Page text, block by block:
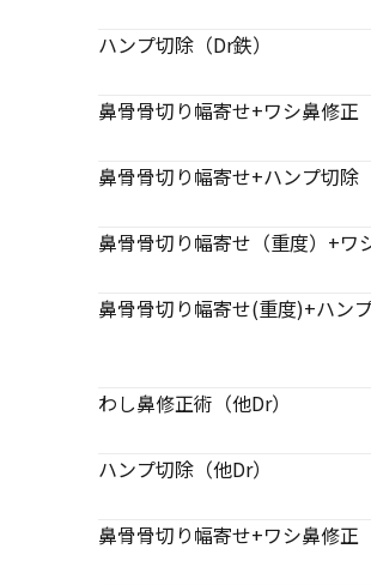
ハンプ切除（Dr鉄）
鼻骨骨切り幅寄せ+ワシ鼻修正
鼻骨骨切り幅寄せ+ハンプ切除
鼻骨骨切り幅寄せ（重度）+ワ
鼻骨骨切り幅寄せ(重度)+ハン
わし鼻修正術（他Dr）
ハンプ切除（他Dr）
鼻骨骨切り幅寄せ+ワシ鼻修正